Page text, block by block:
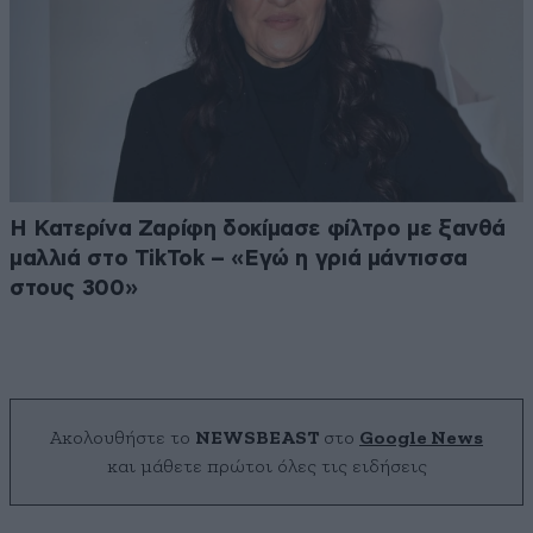
Η Κατερίνα Ζαρίφη δοκίμασε φίλτρο με ξανθά
μαλλιά στο TikTok – «Εγώ η γριά μάντισσα
στους 300»
Ακολουθήστε το NEWSBEAST στο Google News
και μάθετε πρώτοι όλες τις ειδήσεις